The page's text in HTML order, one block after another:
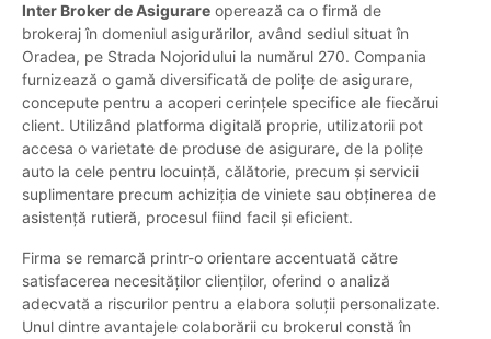
Inter Broker de Asigurare operează ca o firmă de
brokeraj în domeniul asigurărilor, având sediul situat în
Oradea, pe Strada Nojoridului la numărul 270. Compania
furnizează o gamă diversificată de polițe de asigurare,
concepute pentru a acoperi cerințele specifice ale fiecărui
client. Utilizând platforma digitală proprie, utilizatorii pot
accesa o varietate de produse de asigurare, de la polițe
auto la cele pentru locuință, călătorie, precum și servicii
suplimentare precum achiziția de viniete sau obținerea de
asistență rutieră, procesul fiind facil și eficient.
Firma se remarcă printr-o orientare accentuată către
satisfacerea necesităților clienților, oferind o analiză
adecvată a riscurilor pentru a elabora soluții personalizate.
Unul dintre avantajele colaborării cu brokerul constă în